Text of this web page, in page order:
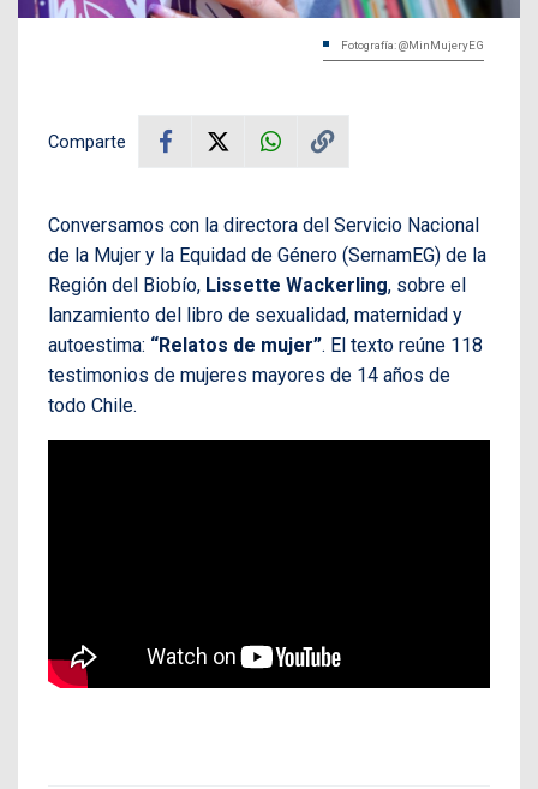
Fotografía: @MinMujeryEG
Comparte
Conversamos con la directora del Servicio Nacional
de la Mujer y la Equidad de Género (SernamEG) de la
Región del Biobío, Lissette Wackerling, sobre el
lanzamiento del libro de sexualidad, maternidad y
autoestima: “Relatos de mujer”. El texto reúne 118
testimonios de mujeres mayores de 14 años de
todo Chile.